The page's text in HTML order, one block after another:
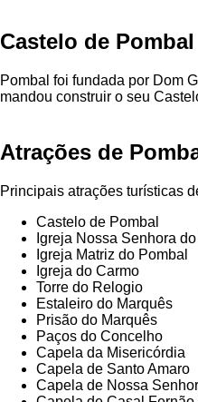
Castelo de Pombal
Pombal foi fundada por Dom
mandou construir o seu
Atrações de
Principais atrações turísticas
Castelo de Pombal
Igreja Nossa Senhora do
Igreja Matriz do Pombal
Igreja do Carmo
Torre do Relogio
Estaleiro do Marquês
Prisão do Marquês
Paços do Concelho
Capela da Misericórdia
Capela de Santo Amaro
Capela de Nossa